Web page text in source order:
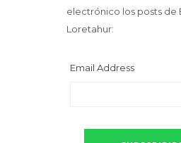
electrónico los posts de
Loretahur:
Email Address